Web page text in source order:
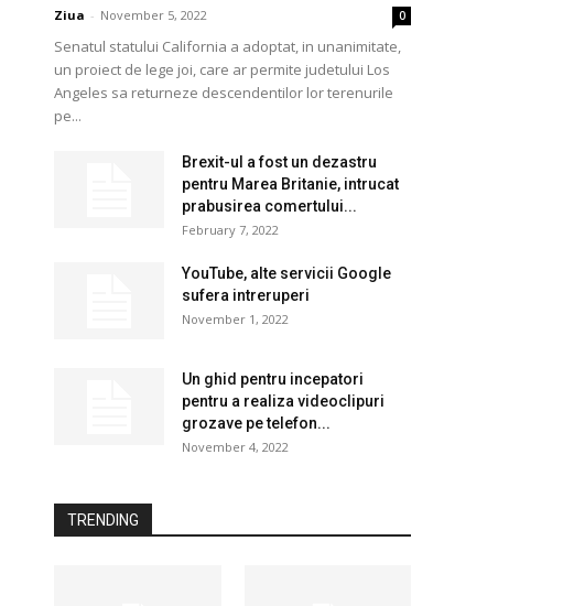
Ziua - November 5, 2022 0
Senatul statului California a adoptat, in unanimitate,
un proiect de lege joi, care ar permite judetului Los
Angeles sa returneze descendentilor lor terenurile
pe...
Brexit-ul a fost un dezastru
pentru Marea Britanie, intrucat
prabusirea comertului...
February 7, 2022
YouTube, alte servicii Google
sufera intreruperi
November 1, 2022
Un ghid pentru incepatori
pentru a realiza videoclipuri
grozave pe telefon...
November 4, 2022
TRENDING